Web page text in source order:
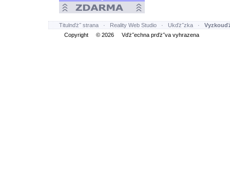
Titulnďż˝ strana · Reality Web Studio · Ukďż˝zka ·
Copyright © 2026 Vďż˝echna prďż˝va vyhrazena